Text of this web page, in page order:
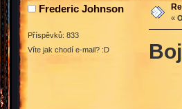
Frederic Johnson
Příspěvků: 833
Víte jak chodí e-mail? :D
«